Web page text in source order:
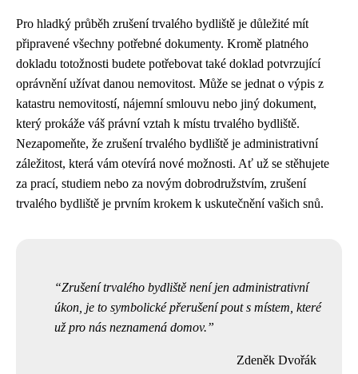
Pro hladký průběh zrušení trvalého bydliště je důležité mít
připravené všechny potřebné dokumenty. Kromě platného
dokladu totožnosti budete potřebovat také doklad potvrzující
oprávnění užívat danou nemovitost. Může se jednat o výpis z
katastru nemovitostí, nájemní smlouvu nebo jiný dokument,
který prokáže váš právní vztah k místu trvalého bydliště.
Nezapomeňte, že zrušení trvalého bydliště je administrativní
záležitost, která vám otevírá nové možnosti. Ať už se stěhujete
za prací, studiem nebo za novým dobrodružstvím, zrušení
trvalého bydliště je prvním krokem k uskutečnění vašich snů.
Zrušení trvalého bydliště není jen administrativní
úkon, je to symbolické přerušení pout s místem, které
už pro nás neznamená domov.
Zdeněk Dvořák